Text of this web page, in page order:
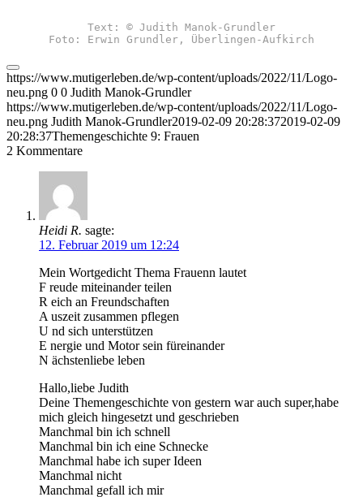
Text: © Judith Manok-Grundler
Foto: Erwin Grundler, Überlingen-Aufkirch
https://www.mutigerleben.de/wp-content/uploads/2022/11/Logo-
neu.png 0 0 Judith Manok-Grundler
https://www.mutigerleben.de/wp-content/uploads/2022/11/Logo-
neu.png Judith Manok-Grundler2019-02-09 20:28:372019-02-09
20:28:37Themengeschichte 9: Frauen
2 Kommentare
Heidi R. sagte:
12. Februar 2019 um 12:24
Mein Wortgedicht Thema Frauenn lautet
F reude miteinander teilen
R eich an Freundschaften
A uszeit zusammen pflegen
U nd sich unterstützen
E nergie und Motor sein füreinander
N ächstenliebe leben
Hallo,liebe Judith
Deine Themengeschichte von gestern war auch super,habe
mich gleich hingesetzt und geschrieben
Manchmal bin ich schnell
Manchmal bin ich eine Schnecke
Manchmal habe ich super Ideen
Manchmal nicht
Manchmal gefall ich mir